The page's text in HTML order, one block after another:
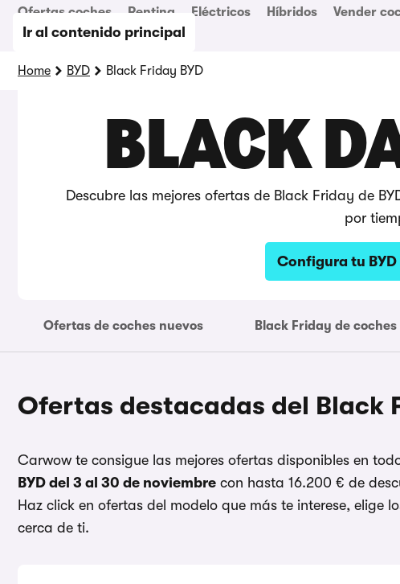
Ir al contenido principal
Ofertas coches Renting Eléctricos Híbridos Vender
Home BYD Black Friday BYD
BLACK
Descubre las mejores ofertas de Black Friday de
por
Configura tu BYD
Ofertas de coches nuevos Black Friday de coches
Ofertas destacadas del Black
Carwow te consigue las mejores ofertas disponibles en
BYD del 3 al 30 de noviembre con hasta 16.200 € de
Haz click en ofertas del modelo que más te interese, elige
cerca de ti.